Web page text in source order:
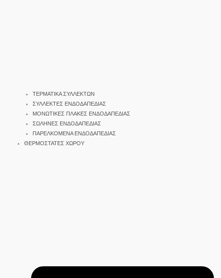
ΤΕΡΜΑΤΙΚΑ ΣΥΛΛΕΚΤΩΝ
ΣΥΛΛΕΚΤΕΣ ΕΝΔΟΔΑΠΕΔΙΑΣ
ΜΟΝΩΤΙΚΕΣ ΠΛΑΚΕΣ ΕΝΔΟΔΑΠΕΔΙΑΣ
ΣΩΛΗΝΕΣ ΕΝΔΟΔΑΠΕΔΙΑΣ
ΠΑΡΕΛΚΟΜΕΝΑ ΕΝΔΟΔΑΠΕΔΙΑΣ
ΘΕΡΜΟΣΤΑΤΕΣ ΧΩΡΟΥ